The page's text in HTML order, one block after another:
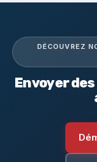
DÉCOUVREZ
Envoyer